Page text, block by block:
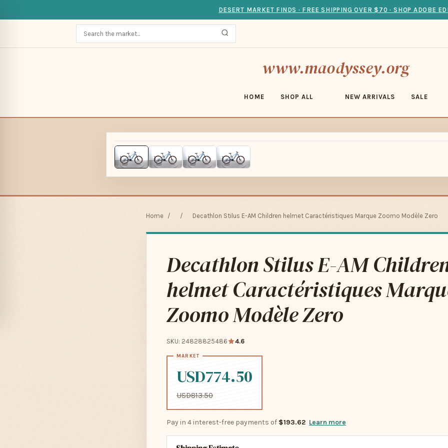
DESERT MARKET FINDS · FREE SHIPPING OVER $70 · SHOP ADOBE
www.maodyssey.org
HOME SHOP ALL NEW ARRIVALS SALE
Home / / Decathlon Stilus E-AM Children helmet Caractéristiques Marque Zoomo Modèle Zero
Decathlon Stilus E-AM
helmet Caractéristiques
Zoomo Modèle Zero
SKU: 24828825486 4.6
USD774.50
USD813.50
Pay in 4 interest-free payments of $193.62 Learn more